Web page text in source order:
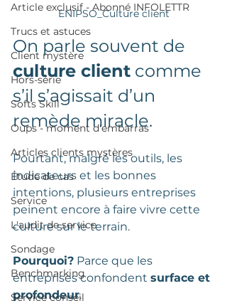
Article exclusif - Abonné INFOLETTR
Trucs et astuces
Client mystère
Hors-série
Softs Skill
Oups - moment d'embarras
Articles clients mystères
Étude de cas
Service
L'audit de service
Sondage
Benchmarking
Service conseil
ENIPSO_Culture client
On parle souvent de
culture client comme
s’il s’agissait d’un
remède miracle.
Pourtant, malgré les outils, les
indicateurs et les bonnes
intentions, plusieurs entreprises
peinent encore à faire vivre cette
culture sur le terrain.
Pourquoi? Parce que les
entreprises confondent surface et
profondeur.